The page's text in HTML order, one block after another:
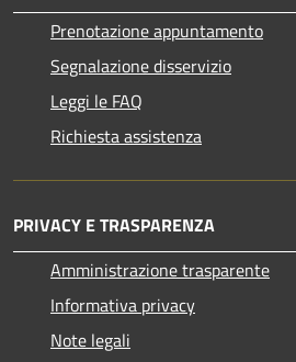
Prenotazione appuntamento
Segnalazione disservizio
Leggi le FAQ
Richiesta assistenza
PRIVACY E TRASPARENZA
Amministrazione trasparente
Informativa privacy
Note legali